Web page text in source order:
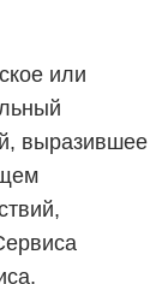
или
выразившее